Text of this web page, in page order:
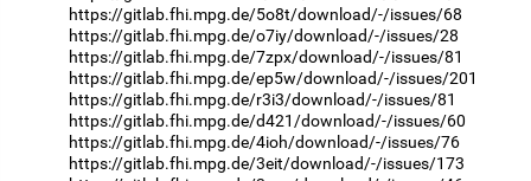
https://gitlab.fhi.mpg.de/5o8t/download/-/issues/68
https://gitlab.fhi.mpg.de/o7iy/download/-/issues/28
https://gitlab.fhi.mpg.de/7zpx/download/-/issues/81
https://gitlab.fhi.mpg.de/ep5w/download/-/issues/201
https://gitlab.fhi.mpg.de/r3i3/download/-/issues/81
https://gitlab.fhi.mpg.de/d421/download/-/issues/60
https://gitlab.fhi.mpg.de/4ioh/download/-/issues/76
https://gitlab.fhi.mpg.de/3eit/download/-/issues/173